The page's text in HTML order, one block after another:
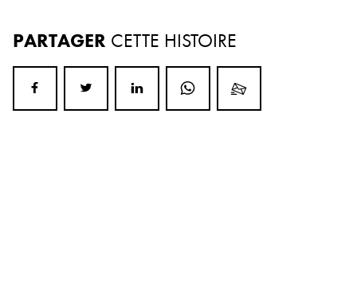
PARTAGER CETTE HISTOIRE